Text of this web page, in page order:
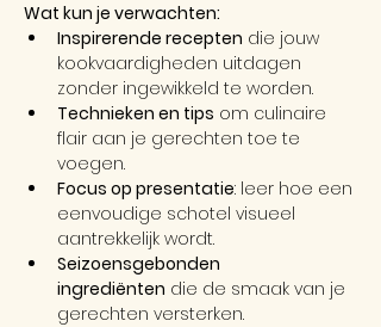
Wat kun je verwachten:
Inspirerende recepten die jouw
kookvaardigheden uitdagen
zonder ingewikkeld te worden.
Technieken en tips om culinaire
flair aan je gerechten toe te
voegen.
Focus op presentatie: leer hoe een
eenvoudige schotel visueel
aantrekkelijk wordt.
Seizoensgebonden
ingrediënten die de smaak van je
gerechten versterken.